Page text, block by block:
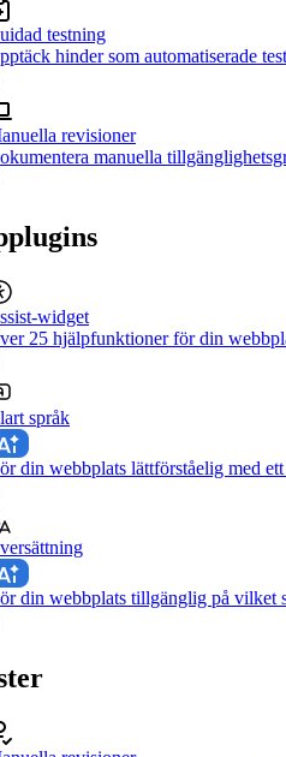
testning
hinder som automatiserade
revisioner
manuella
widget
25 hjälpfunktioner för din
språk
din webbplats lättförståelig med
din webbplats tillgänglig på vilket